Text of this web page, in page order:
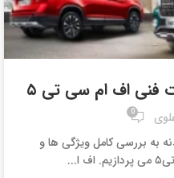
فنی اف ام‌ سی تی ۵
0
به بررسی کامل ویژگی ها و
ا...